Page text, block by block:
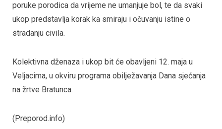
poruke porodica da vrijeme ne umanjuje bol, te da svaki
ukop predstavlja korak ka smiraju i očuvanju istine o
stradanju civila.
Kolektivna dženaza i ukop bit će obavljeni 12. maja u
Veljacima, u okviru programa obilježavanja Dana sjećanja
na žrtve Bratunca.
(Preporod.info)